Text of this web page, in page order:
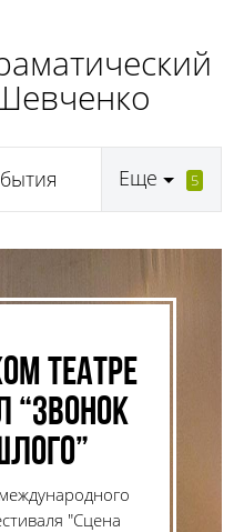
Еще 5
театре
“Звонок
"Сцена